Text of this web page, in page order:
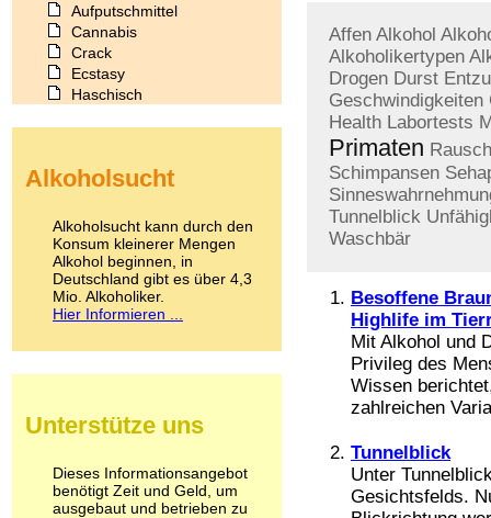
Affen Alkohol
Alkoholikertypen
Drogen Durst
Geschwindigkeiten
Health Labortests
Primaten
Schimpansen
Tunnelblick
Waschbär
Besoffene
Highlife im
Mit Alkohol und
Privileg des
Wissen
zahlreichen
Tunnelblick
Unter
Gesichtsfelds.
Aufputschmittel
Cannabis
Crack
Ecstasy
Haschisch
Kokain
LSD
Marihuana
Medikamente
Meskalin
Metamphetamin
Methadon
Pilze
Psychopharmaka
Schlafmittel
Schmerzmittel
Alkoholsucht
Alkoholsucht kann durch den
Konsum kleinerer Mengen
Alkohol beginnen, in
Deutschland gibt es über 4,3
Mio. Alkoholiker.
Hier Informieren ...
Unterstütze uns
Dieses Informationsangebot
benötigt Zeit und Geld, um
ausgebaut und betrieben zu